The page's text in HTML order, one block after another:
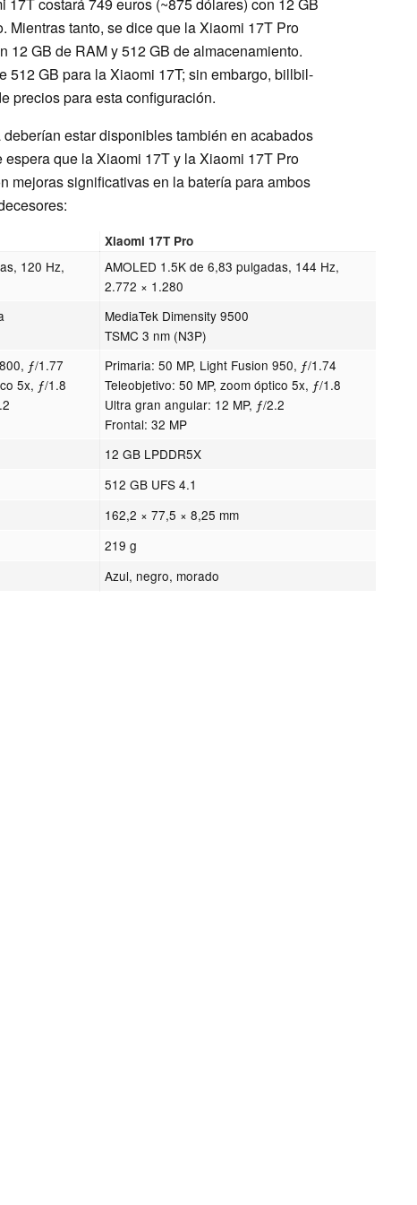
Mientras tanto, se dice que la Xiaomi 17T Pro
12 GB de RAM y 512 GB de almacenamiento.
512 GB para la Xiaomi 17T; sin embargo, billbil-
precios para esta configuración.
estar disponibles también en acabados
que la Xiaomi 17T y la Xiaomi 17T Pro
mejoras significativas en la batería para ambos
Xiaomi 17T Pro
120 Hz,
AMOLED 1.5K de 6,83 pulgadas, 144 Hz,
2.772 × 1.280
MediaTek Dimensity 9500
TSMC 3 nm (N3P)
ƒ/1.77
5x, ƒ/1.8
Primaria: 50 MP, Light Fusion 950, ƒ/1.74
Teleobjetivo: 50 MP, zoom óptico 5x, ƒ/1.8
Ultra gran angular: 12 MP, ƒ/2.2
Frontal: 32 MP
12 GB LPDDR5X
512 GB UFS 4.1
162,2 × 77,5 × 8,25 mm
219 g
Azul, negro, morado